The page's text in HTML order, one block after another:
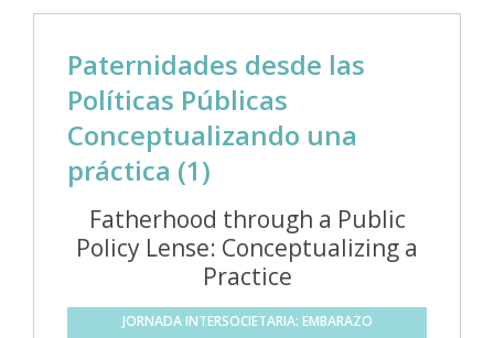
Paternidades desde las
Políticas Públicas
Conceptualizando una
práctica (1)
Fatherhood through a Public
Policy Lense: Conceptualizing a
Practice
JORNADA INTERSOCIETARIA: EMBARAZO